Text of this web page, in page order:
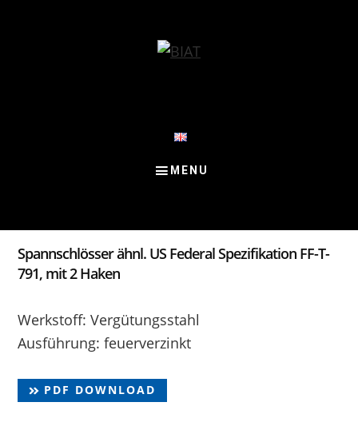
Spannschlösser ähnl. US Federal Spezifikation FF-T-
791, mit 2 Haken
Werkstoff: Vergütungsstahl
Ausführung: feuerverzinkt
PDF DOWNLOAD